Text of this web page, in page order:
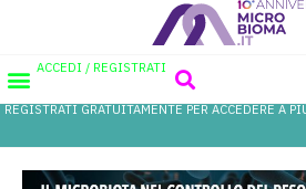
ACCEDI / REGISTRATI
REGISTRATI GRATUITAMENTE PER ACCEDERE A